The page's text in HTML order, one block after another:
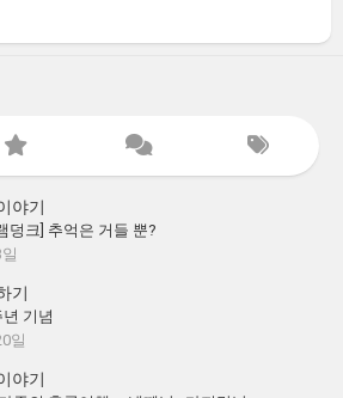
야기
덩크] 추억은 거들 뿐?
기
기념
일
야기